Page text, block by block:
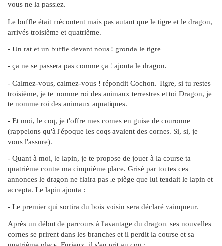
vous ne la passiez.
Le buffle était mécontent mais pas autant que le tigre et le dragon,
arrivés troisième et quatrième.
- Un rat et un buffle devant nous ! gronda le tigre
- ça ne se passera pas comme ça ! ajouta le dragon.
- Calmez-vous, calmez-vous ! répondit Cochon. Tigre, si tu restes
troisième, je te nomme roi des animaux terrestres et toi Dragon, je
te nomme roi des animaux aquatiques.
- Et moi, le coq, je t'offre mes cornes en guise de couronne
(rappelons qu'à l'époque les coqs avaient des cornes. Si, si, je
vous l'assure).
- Quant à moi, le lapin, je te propose de jouer à la course ta
quatrième contre ma cinquième place. Grisé par toutes ces
annonces le dragon ne flaira pas le piège que lui tendait le lapin et
accepta. Le lapin ajouta :
- Le premier qui sortira du bois voisin sera déclaré vainqueur.
Après un début de parcours à l'avantage du dragon, ses nouvelles
cornes se prirent dans les branches et il perdit la course et sa